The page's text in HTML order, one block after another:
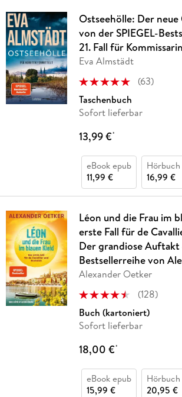
Ostseehölle: Der
von der SPIEGEL-
21. Fall für
Eva Almstädt
(63)
Taschenbuch
Sofort lieferbar
13,99 €*
eBook epub
11,99 €
16,99 €
Léon und die Frau im
erste Fall für de
Der grandiose Auftakt
Bestsellerreihe von
Alexander Oetker
(128)
Buch (kartoniert)
Sofort lieferbar
18,00 €*
eBook epub
15,99 €
20,95 €